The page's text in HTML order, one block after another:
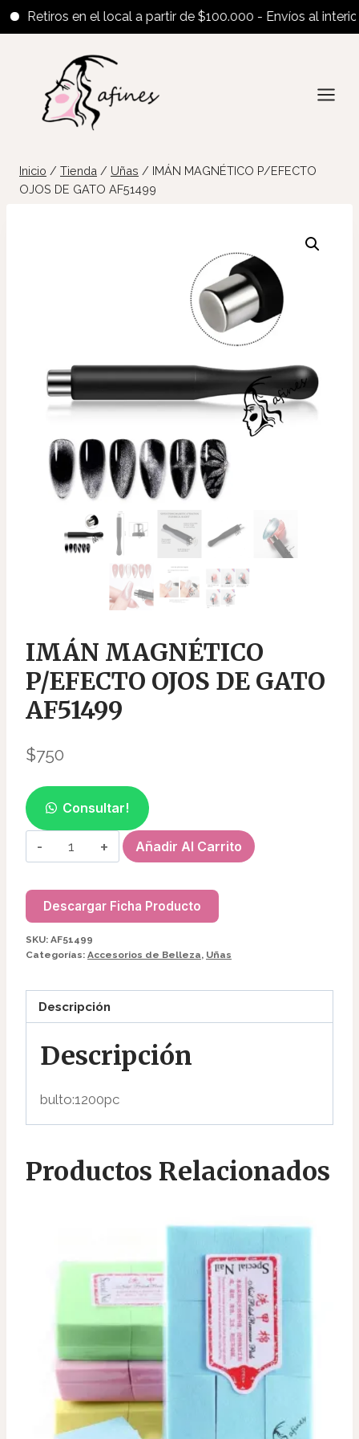
Retiros en el local a partir de $100.000 - Envíos al interior a
contenido
Inicio / Tienda / Uñas / IMÁN MAGNÉTICO P/EFECTO
OJOS DE GATO AF51499
IMÁN MAGNÉTICO
P/EFECTO OJOS DE GATO
AF51499
$750
Consultar!
IMÁN
MAGNÉTICO
OJOS
DE
GATO
cantidad
Añadir Al Carrito
Descargar Ficha Producto
SKU: AF51499
Categorías: Accesorios de Belleza, Uñas
Descripción
Descripción
bulto:1200pc
Productos Relacionados